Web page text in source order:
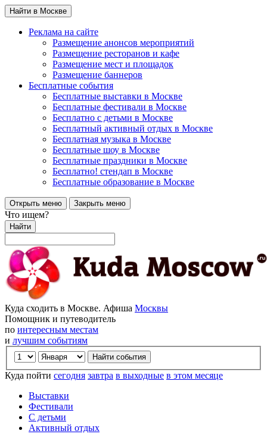
Найти в Москве
Реклама на сайте
Размещение анонсов мероприятий
Размещение ресторанов и кафе
Размещение мест и площадок
Размещение баннеров
Бесплатные события
Бесплатные выставки в Москве
Бесплатные фестивали в Москве
Бесплатно с детьми в Москве
Бесплатный активный отдых в Москве
Бесплатная музыка в Москве
Бесплатные шоу в Москве
Бесплатные праздники в Москве
Бесплатно! стендап в Москве
Бесплатные образование в Москве
Открыть меню Закрыть меню
Что ищем?
Найти
Куда сходить в Москве. Афиша Москвы
Помощник и путеводитель
по интересным местам
и лучшим событиям
Куда пойти сегодня завтра в выходные в этом месяце
Выставки
Фестивали
С детьми
Активный отдых